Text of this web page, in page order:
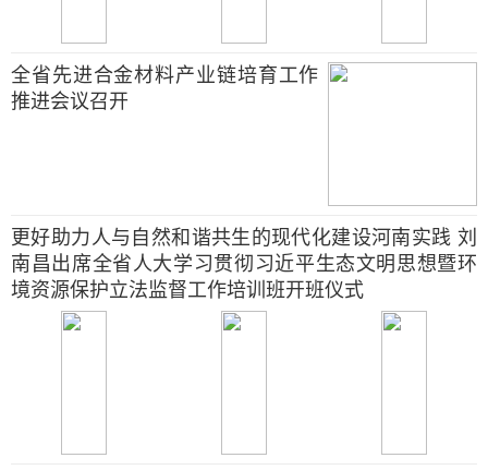
全省先进合金材料产业链培育工作
推进会议召开
更好助力人与自然和谐共生的现代化建设河南实践 刘
南昌出席全省人大学习贯彻习近平生态文明思想暨环
境资源保护立法监督工作培训班开班仪式